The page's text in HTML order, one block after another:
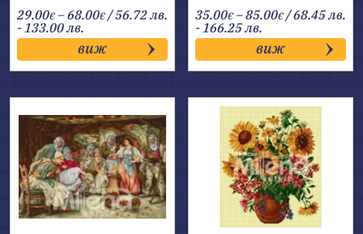
29.00€ –68.00€Price
range:
29.00€
through
68.00€
/ 56.72 лв.
- 133.00 лв.
виж
35.00€ –85.00€Price
range:
35.00€
through
85.00€
/ 68.45 лв.
- 166.25 лв.
виж